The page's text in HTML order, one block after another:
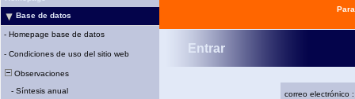
Base de datos
- Homepage base de datos
- Condiciones de uso del sitio web
Observaciones
- Síntesis anual
Entrar
correo electrónico :